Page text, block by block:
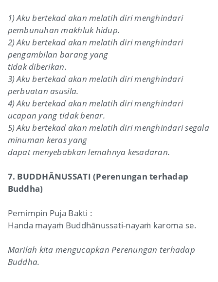
1) Aku bertekad akan melatih diri menghindari
pembunuhan makhluk hidup.
2) Aku bertekad akan melatih diri menghindari
pengambilan barang yang
tidak diberikan.
3) Aku bertekad akan melatih diri menghindari
perbuatan asusila.
4) Aku bertekad akan melatih diri menghindari
ucapan yang tidak benar.
5) Aku bertekad akan melatih diri menghindari segala
minuman keras yang
dapat menyebabkan lemahnya kesadaran.
7. BUDDHĀNUSSATI (Perenungan terhadap
Buddha)
Pemimpin Puja Bakti :
Handa mayaṁ Buddhānussati-nayaṁ karoma se.
Marilah kita mengucapkan Perenungan terhadap
Buddha.